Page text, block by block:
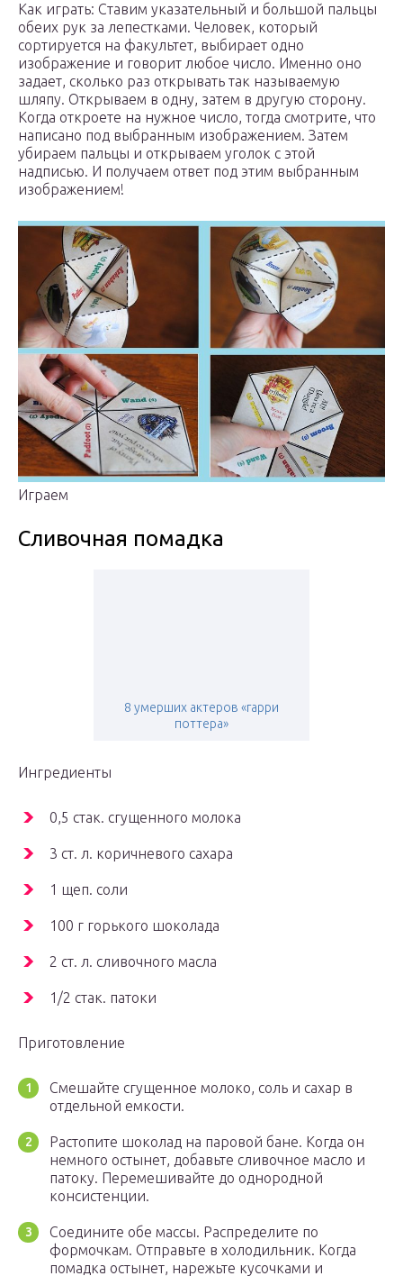
Как играть: Ставим указательный и большой пальцы
обеих рук за лепестками. Человек, который
сортируется на факультет, выбирает одно
изображение и говорит любое число. Именно оно
задает, сколько раз открывать так называемую
шляпу. Открываем в одну, затем в другую сторону.
Когда откроете на нужное число, тогда смотрите, что
написано под выбранным изображением. Затем
убираем пальцы и открываем уголок с этой
надписью. И получаем ответ под этим выбранным
изображением!
Играем
Сливочная помадка
8 умерших актеров «гарри
поттера»
Ингредиенты
0,5 стак. сгущенного молока
3 ст. л. коричневого сахара
1 щеп. соли
100 г горького шоколада
2 ст. л. сливочного масла
1/2 стак. патоки
Приготовление
Смешайте сгущенное молоко, соль и сахар в
отдельной емкости.
Растопите шоколад на паровой бане. Когда он
немного остынет, добавьте сливочное масло и
патоку. Перемешивайте до однородной
консистенции.
Соедините обе массы. Распределите по
формочкам. Отправьте в холодильник. Когда
помадка остынет, нарежьте кусочками и